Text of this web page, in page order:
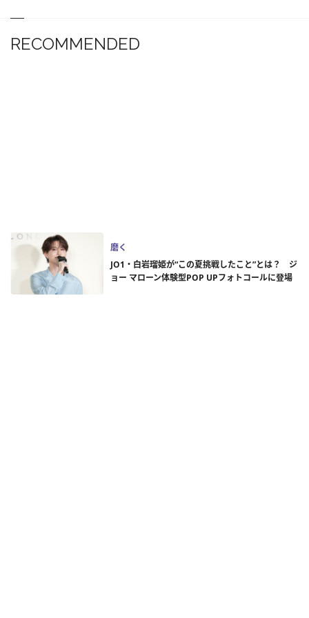
RECOMMENDED
磨く
JO1・白岩瑠姫が“この夏挑戦したこと”とは？ ジ
ョー マローン体験型POP UPフォトコールに登場